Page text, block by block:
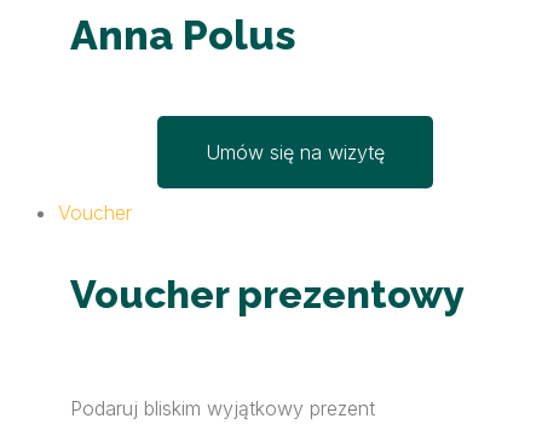
Anna Polus
Umów się na wizytę
Voucher
Voucher prezentowy
Podaruj bliskim wyjątkowy prezent